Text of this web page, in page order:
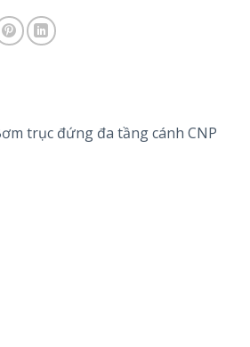
trục đứng đa tầng cánh CNP